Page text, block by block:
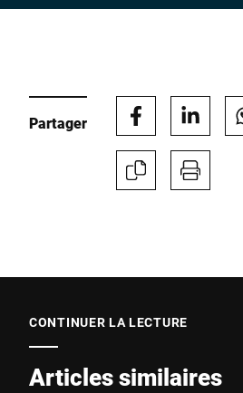
Partager
CONTINUER LA LECTURE
Articles similaires